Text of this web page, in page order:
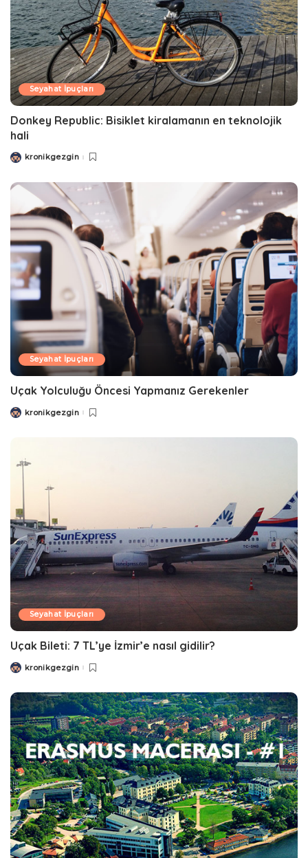
Seyahat İpuçları
Donkey Republic: Bisiklet kiralamanın en teknolojik
hali
Postedkronikgezgin
Seyahat İpuçları
Uçak Yolculuğu Öncesi Yapmanız Gerekenler
Postedkronikgezgin
Seyahat İpuçları
Uçak Bileti: 7 TL’ye İzmir’e nasıl gidilir?
Postedkronikgezgin